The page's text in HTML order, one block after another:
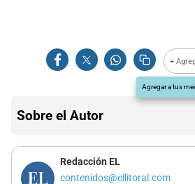
+
Agregar a tus
Sobre el Autor
Redacción EL
contenidos@ellitoral.com